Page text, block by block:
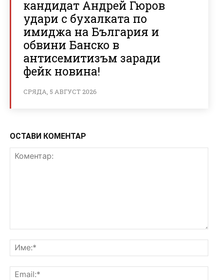
кандидат Андрей Гюров
удари с бухалката по
имиджа на България и
обвини Банско в
антисемитизъм заради
фейк новина!
СРЯДА, 5 АВГУСТ 2026
ОСТАВИ КОМЕНТАР